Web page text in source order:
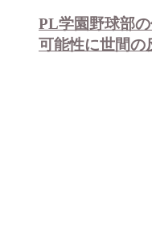
PL学園野球部
可能性に世間の